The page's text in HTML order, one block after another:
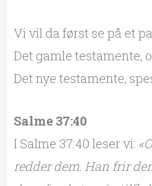
Vi vil da først se på et
Det gamle testamente,
Det nye testamente,
Salme 37:40
I Salme 37:40 leser vi:
redder dem. Han frir